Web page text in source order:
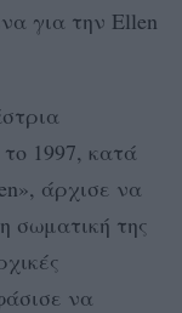
για την Ellen
1997, κατά
άρχισε να
σωματική της
να